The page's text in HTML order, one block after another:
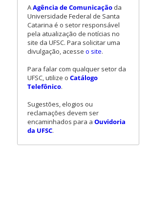
AAgência de Comunicaçãoda
Universidade Federal de Santa
Catarina é o setor responsável
pela atualização de notícias no
site da UFSC. Para solicitar uma
divulgação, acesse o site.
Para falar com qualquer setor da
UFSC, utilize o Catálogo
Telefônico.
Sugestões, elogios ou
reclamações devem ser
encaminhados para a Ouvidoria
da UFSC.